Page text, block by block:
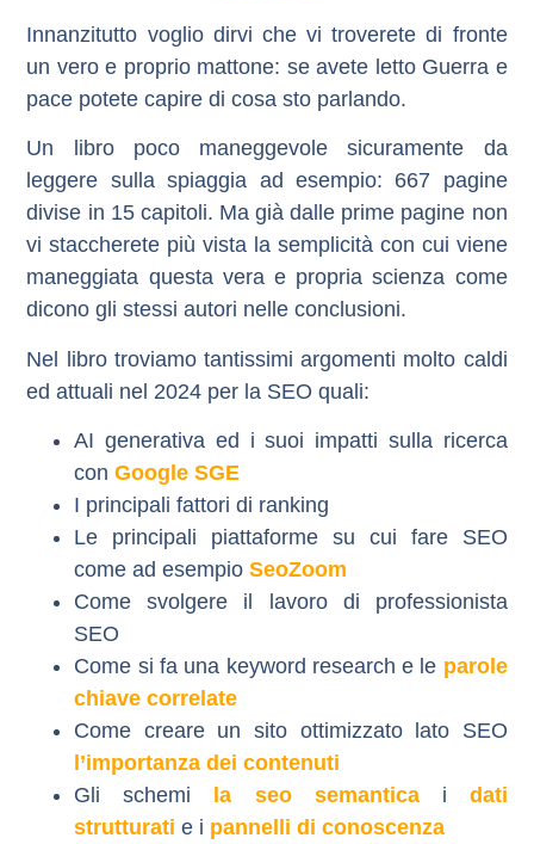
Innanzitutto voglio dirvi che vi troverete di fronte
un vero e proprio mattone: se avete letto Guerra e
pace potete capire di cosa sto parlando.
Un libro poco maneggevole sicuramente da
leggere sulla spiaggia ad esempio: 667 pagine
divise in 15 capitoli. Ma già dalle prime pagine non
vi staccherete più vista la semplicità con cui viene
maneggiata questa vera e propria scienza come
dicono gli stessi autori nelle conclusioni.
Nel libro troviamo tantissimi argomenti molto caldi
ed attuali nel 2024 per la SEO quali:
AI generativa ed i suoi impatti sulla ricerca
conGoogle SGE
I principali fattori di ranking
Le principali piattaforme su cui fare SEO
come ad esempioSeoZoom
Come svolgere il lavoro di professionista
SEO
Come si fa una keyword research e le parole
chiave correlate
Come creare un sito ottimizzato lato SEO
l’importanza dei contenuti
Gli schemi
la seo semanticai dati
strutturatie i pannelli di conoscenza